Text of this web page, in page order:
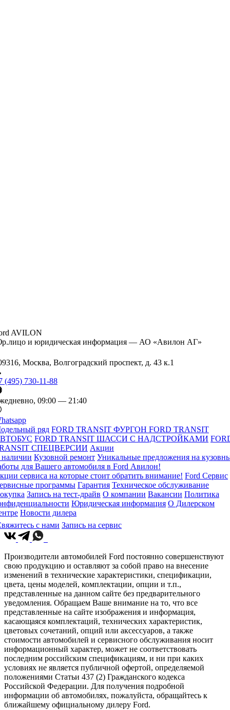
AVILON
и юридическая информация — АО «Авилон АГ»
Москва, Волгоградский проспект, д. 43 к.1
(495) 730-11-88
09:00 — 21:40
ряд FORD TRANSIT ФУРГОН FORD TRANSIT
FORD TRANSIT ШАССИ С НАДСТРОЙКАМИ
СПЕЦВЕРСИИ Акции
Кузовной ремонт Уникальные предложения на
для Вашего автомобиля в Ford Авилон!
сервиса на которые стоит обратить внимание! Ford Сервис
программы Гарантия Техническое обслуживание
Запись на тест-драйв О компании Вакансии Политика
Юридическая информация О Дилерском
Новости дилера
с нами Запись на сервис
Производители автомобилей Ford постоянно совершенствуют
свою продукцию и оставляют за собой право на внесение
изменений в технические характеристики, спецификации,
цвета, цены моделей, комплектации, опции и т.п.,
представленные на данном сайте без предварительного
уведомления. Обращаем Ваше внимание на то, что все
представленные на сайте изображения и информация,
касающаяся комплектаций, технических характеристик,
цветовых сочетаний, опций или аксессуаров, а также
стоимости автомобилей и сервисного обслуживания носит
информационный характер, может не соответствовать
последним российским спецификациям, и ни при каких
условиях не является публичной офертой, определяемой
положениями Статьи 437 (2) Гражданского кодекса
Российской Федерации. Для получения подробной
информации об автомобилях, пожалуйста, обращайтесь к
ближайшему официальному дилеру Ford.